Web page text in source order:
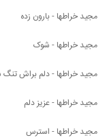
مجید خراطها - بارون زده
مجید خراطها - شوک
مجید خراطها - دلم براش
مجید خراطها - عزیز دلم
مجید خراطها - استرس